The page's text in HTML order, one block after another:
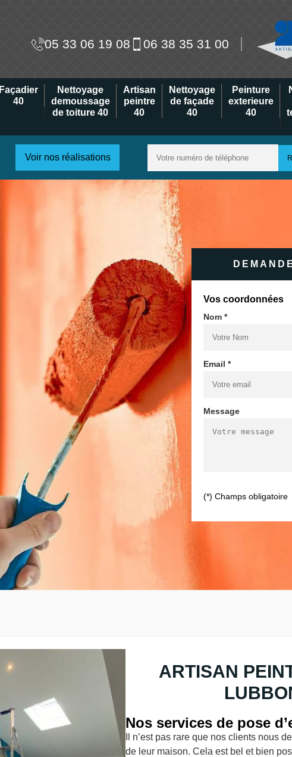
05 33 06 19 08 06 38 35 31 00
Façadier
40
Nettoyage
demoussage
de toiture 40
Artisan
peintre
40
Nettoyage
de façade
40
Peinture
exterieure
40
Voir nos réalisations
Vos coordonnées
Nom *
Email *
Message
(*) Champs obligatoire
ARTISAN
Nos services de pose
Il n’est pas rare que nos clients nous
de leur maison. Cela est bel et bien